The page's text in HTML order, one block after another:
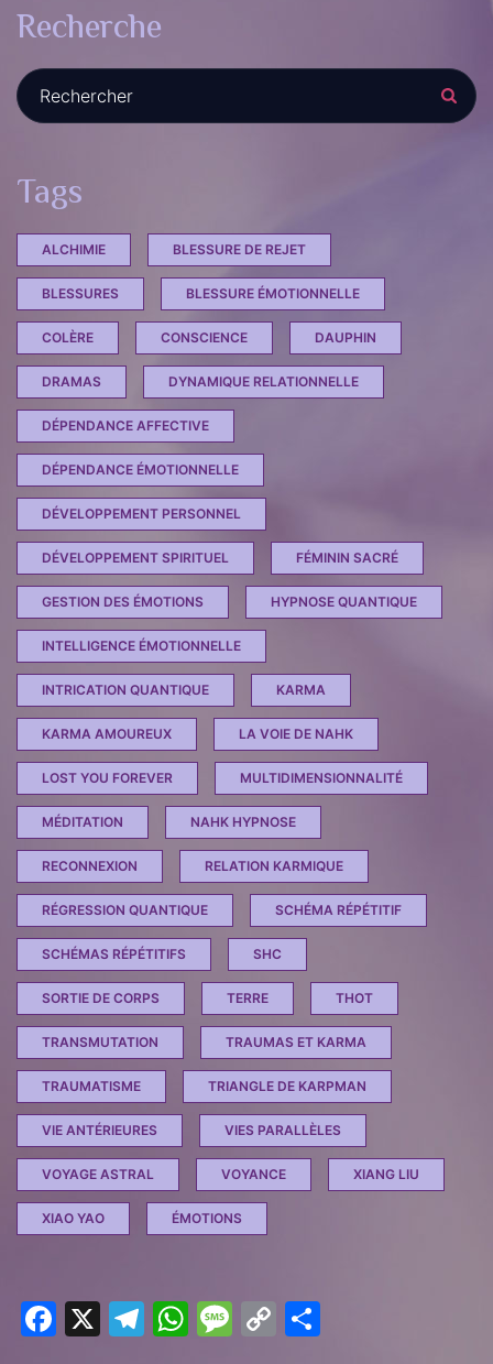
Recherche
Recherche :
Tags
ALCHIMIE BLESSURE DE REJET
BLESSURES BLESSURE ÉMOTIONNELLE
COLÈRE CONSCIENCE DAUPHIN
DRAMAS DYNAMIQUE RELATIONNELLE
DÉPENDANCE AFFECTIVE
DÉPENDANCE ÉMOTIONNELLE
DÉVELOPPEMENT PERSONNEL
DÉVELOPPEMENT SPIRITUEL FÉMININ SACRÉ
GESTION DES ÉMOTIONS HYPNOSE QUANTIQUE
INTELLIGENCE ÉMOTIONNELLE
INTRICATION QUANTIQUE KARMA
KARMA AMOUREUX LA VOIE DE NAHK
LOST YOU FOREVER MULTIDIMENSIONNALITÉ
MÉDITATION NAHK HYPNOSE
RECONNEXION RELATION KARMIQUE
RÉGRESSION QUANTIQUE SCHÉMA RÉPÉTITIF
SCHÉMAS RÉPÉTITIFS SHC
SORTIE DE CORPS TERRE THOT
TRANSMUTATION TRAUMAS ET KARMA
TRAUMATISME TRIANGLE DE KARPMAN
VIE ANTÉRIEURES VIES PARALLÈLES
VOYAGE ASTRAL VOYANCE XIANG LIU
XIAO YAO ÉMOTIONS
F
X
T
W M C